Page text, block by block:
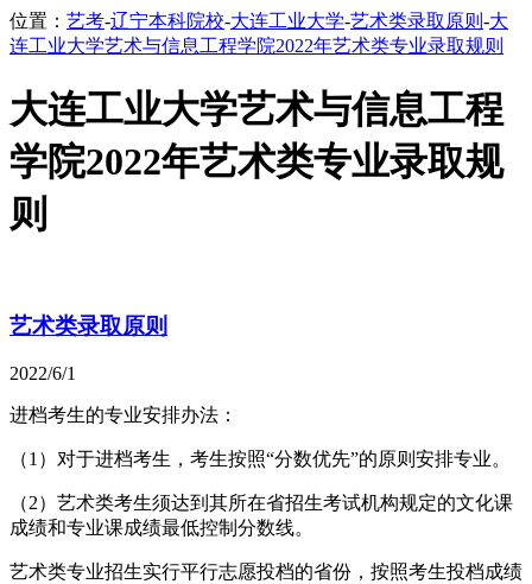
位置： 艺考-辽宁本科院校-大连工业大学-艺术类录取原则 -大
连工业大学艺术与信息工程学院2022年艺术类专业录取规则
大连工业大学艺术与信息工程
学院2022年艺术类专业录取规
则
艺术类录取原则
2022/6/1
进档考生的专业安排办法：
（1）对于进档考生，考生按照“分数优先”的原则安排专业。
（2）艺术类考生须达到其所在省招生考试机构规定的文化课
成绩和专业课成绩最低控制分数线。
艺术类专业招生实行平行志愿投档的省份，按照考生投档成绩